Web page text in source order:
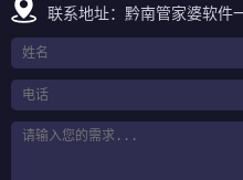
联系地址：黔南管家婆软件